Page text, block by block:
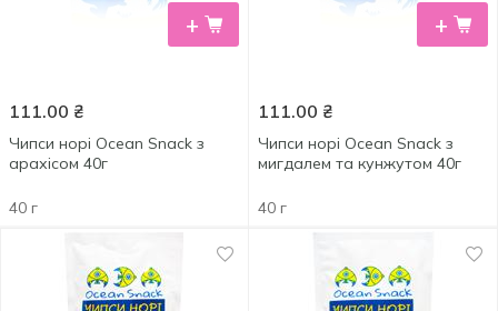
+
111.00 ₴
Чипси норі Ocean Snack з
арахісом 40г
40 г
+
111.00 ₴
Чипси норі Ocean Snack з
мигдалем та кунжутом 40г
40 г